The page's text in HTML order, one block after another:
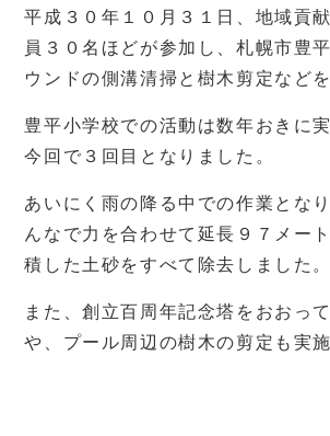
平成３０年１０月３１日、地域貢
員３０名ほどが参加し、札幌市豊
ウンドの側溝清掃と樹木剪定など
豊平小学校での活動は数年おきに
今回で３回目となりました。
あいにく雨の降る中での作業とな
んなで力を合わせて延長９７メー
積した土砂をすべて除去しました。
また、創立百周年記念塔をおおっ
や、プール周辺の樹木の剪定も実